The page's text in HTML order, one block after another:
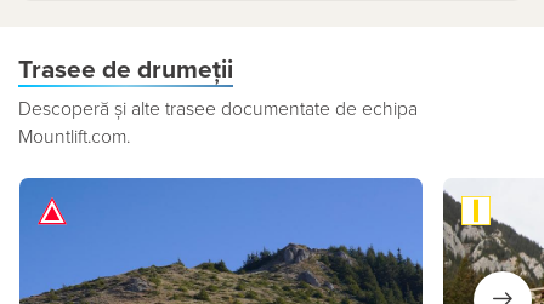
Trasee de drumeții
Descoperă și alte trasee documentate de echipa
Mountlift.com.